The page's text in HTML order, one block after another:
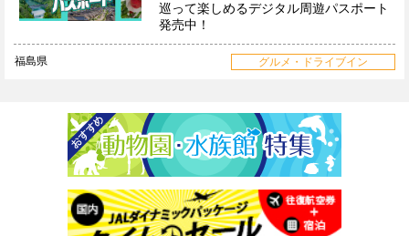
巡って楽しめるデジタル周遊パスポート
発売中！
福島県 グルメ・ドライブイン